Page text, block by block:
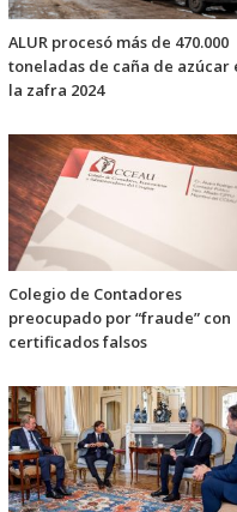
ALUR procesó más de 470.000
toneladas de caña de azúcar
la zafra 2024
Colegio de Contadores
preocupado por “fraude” con
certificados falsos